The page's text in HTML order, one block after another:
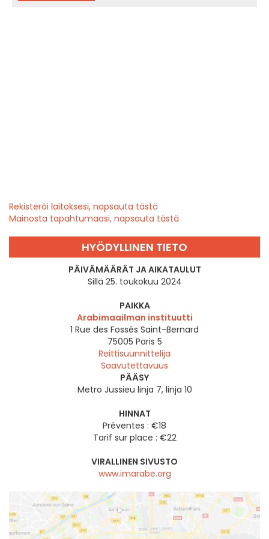
Rekisteröi laitoksesi, napsauta tästä
Mainosta tapahtumaasi, napsauta tästä
HYÖDYLLINEN TIETO
PÄIVÄMÄÄRÄT JA AIKATAULUT
Sillä 25. toukokuu 2024
PAIKKA
Arabimaailman instituutti
1 Rue des Fossés Saint-Bernard
75005 Paris 5
Reittisuunnittelija
Saavutettavuus
PÄÄSY
Metro Jussieu linja 7, linja 10
HINNAT
Préventes : €18
Tarif sur place : €22
VIRALLINEN SIVUSTO
www.imarabe.org